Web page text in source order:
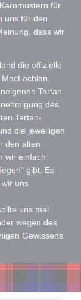
für
uns für den
dass wir
die offizielle
Tartan
des
Tartan-
die jeweiligen
den alten
wir einfach
gibt. Es
uns
uns mal
wegen des
Gewissens